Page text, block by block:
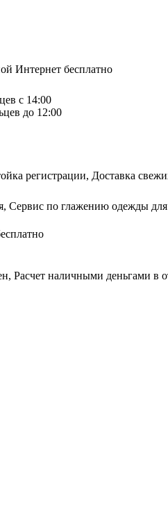
Интернет бесплатно
с 14:00
до 12:00
регистрации, Доставка
Сервис по глажению одежды
Расчет наличными деньгами в